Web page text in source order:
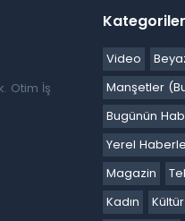
Otim İş
Kategoriler
Video
Manşetler
Bugünün
Yerel
Magazin
Kadın